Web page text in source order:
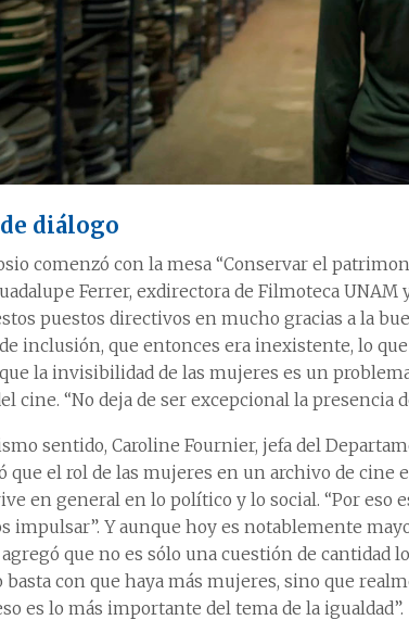
diálogo
comenzó con la mesa “Conservar el
Ferrer, exdirectora de Filmoteca
puestos directivos en mucho gracias a la
inclusión, que entonces era inexistente, lo
la invisibilidad de las mujeres es un
cine. “No deja de ser excepcional la presencia
sentido, Caroline Fournier, jefa del
que el rol de las mujeres en un archivo de cine
en general en lo político y lo social. “Por eso
impulsar”. Y aunque hoy es notablemente
que no es sólo una cuestión de cantidad
basta con que haya más mujeres, sino que
es lo más importante del tema de la igualdad”.